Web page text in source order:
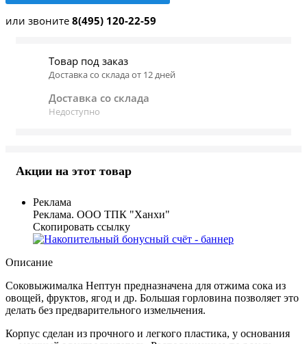
или звоните 8(495) 120-22-59
Товар под заказ
Доставка со склада от 12 дней
Доставка со склада
Недоступно
Акции на этот товар
Реклама
Реклама. ООО ТПК "Ханхи"
Скопировать ссылку
Описание
Соковыжималка Нептун предназначена для отжима сока из
овощей, фруктов, ягод и др. Большая горловина позволяет это
делать без предварительного измельчения.
Корпус сделан из прочного и легкого пластика, у основания